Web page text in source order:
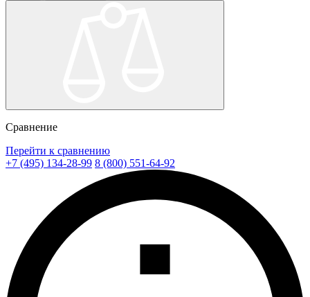
Сравнение
Перейти к сравнению
+7 (495) 134-28-99 8 (800) 551-64-92